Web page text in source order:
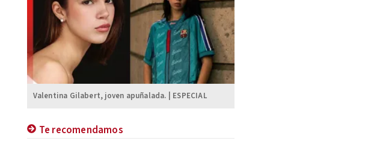
Valentina Gilabert, joven apuñalada. | ESPECIAL
Te recomendamos